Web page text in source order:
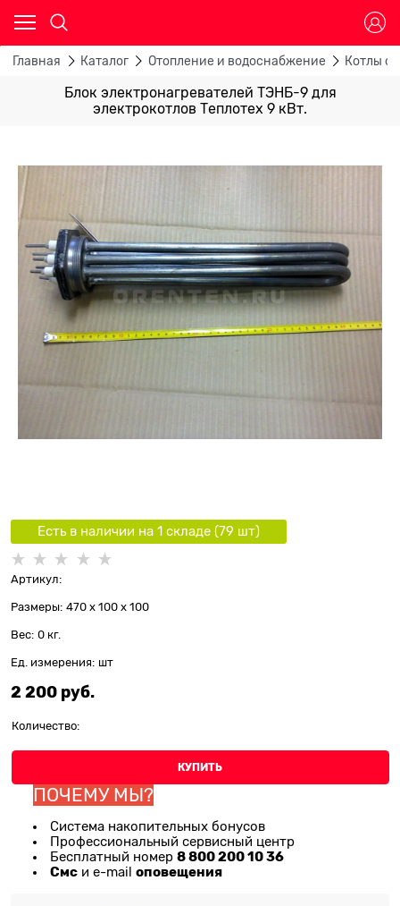
Главная Каталог Отопление и водоснабжение Котлы
Блок электронагревателей ТЭНБ-9 для
электрокотлов Теплотех 9 кВт.
Есть в наличии на 1 складe (79 шт)
Артикул:
Размеры: 470 x 100 x 100
Вес: 0 кг.
Ед. измерения: шт
2 200 руб.
Количество:
КУПИТЬ
ПОЧЕМУ МЫ?
Система накопительных бонусов
Профессиональный сервисный центр
Бесплатный номер 8 800 200 10 36
Смс и e-mail оповещения